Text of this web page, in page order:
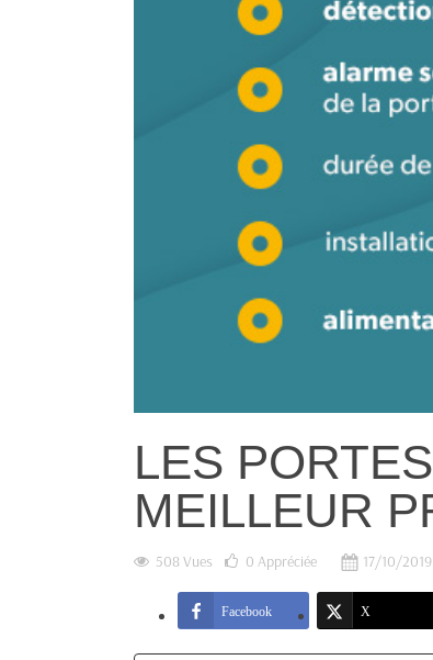
LES
MEILLEUR
508 Vues 0 Appréciée 17/10/2019
Facebook X